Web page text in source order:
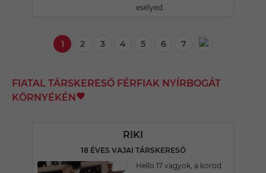
esélyed.
1 2 3 4 5 6 7
FIATAL TÁRSKERESŐ FÉRFIAK NYÍRBOGÁT
KÖRNYÉKÉN
RIKI
18 ÉVES VAJAI TÁRSKERESŐ
Hello 17 vagyok, a korod